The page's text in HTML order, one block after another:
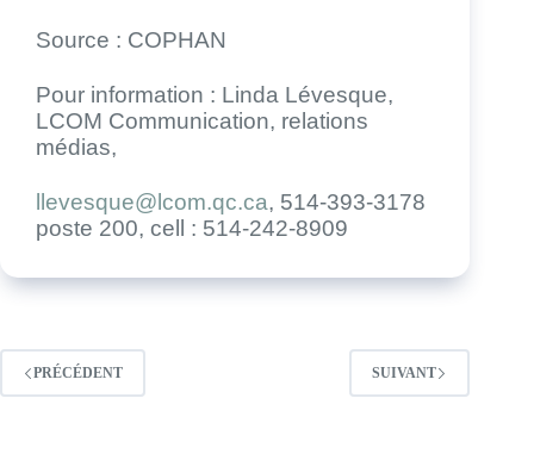
Source : COPHAN
Pour information : Linda Lévesque,
LCOM Communication, relations
médias,
llevesque@lcom.qc.ca, 514-393-3178
poste 200, cell : 514-242-8909
PRÉCÉDENT SUIVANT